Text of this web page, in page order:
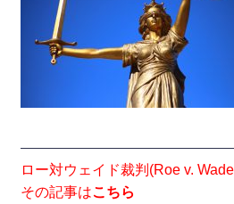
ロー対ウェイド裁判(Roe v.
その記事はこちら